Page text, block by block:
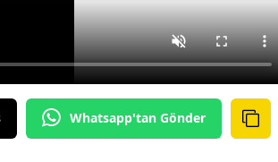
Whatsapp'tan Gönder